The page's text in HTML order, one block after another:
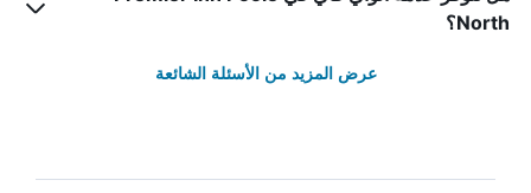
North؟
عرض المزيد من الأسئلة الشائعة